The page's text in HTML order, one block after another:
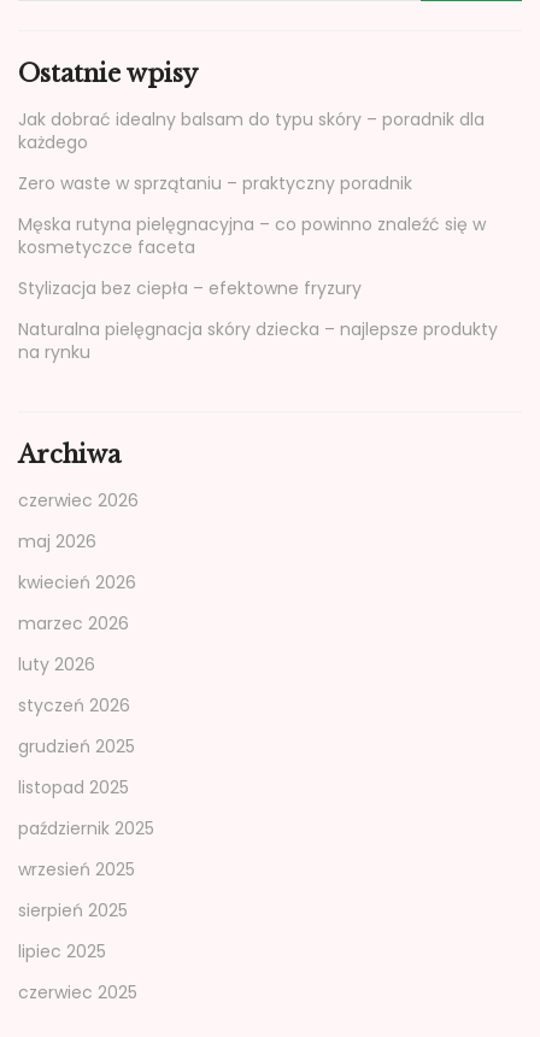
Ostatnie wpisy
Jak dobrać idealny balsam do typu skóry – poradnik dla
każdego
Zero waste w sprzątaniu – praktyczny poradnik
Męska rutyna pielęgnacyjna – co powinno znaleźć się w
kosmetyczce faceta
Stylizacja bez ciepła – efektowne fryzury
Naturalna pielęgnacja skóry dziecka – najlepsze produkty
na rynku
Archiwa
czerwiec 2026
maj 2026
kwiecień 2026
marzec 2026
luty 2026
styczeń 2026
grudzień 2025
listopad 2025
październik 2025
wrzesień 2025
sierpień 2025
lipiec 2025
czerwiec 2025